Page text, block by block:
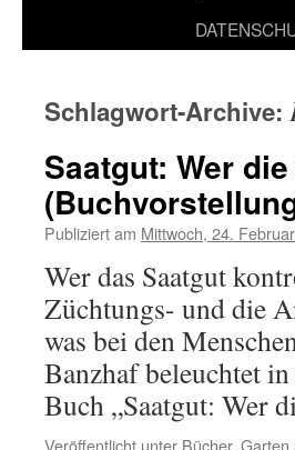
Schlagwort-Archive:
Saatgut: Wer
Publiziert am Mittwoch, 24.
Wer das Saatgut
Züchtungs- und die
was bei den
Banzhaf beleuchtet
Buch „Saatgut: Wer
Veröffentlicht unter Bücher, Garten